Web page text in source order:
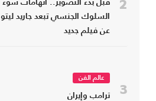
2
قبل بدء التصوير.. اتهامات سوء
السلوك الجنسي تبعد جاريد ليتو
عن فيلم جديد
3
عالم الفن
ترامب وإيران